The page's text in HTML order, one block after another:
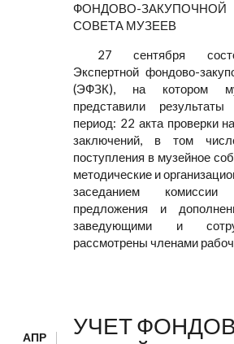
ФОНДОВО-
СОВЕТА МУЗЕЕВ
27 сентября
Экспертной фондово-
(ЭФЗК), на котором
представили
период: 22 акта проверки
заключений, в том
поступления в музейное
методические и
заседанием
предложения и
заведующими и
рассмотрены членами
АПР
УЧЕТ